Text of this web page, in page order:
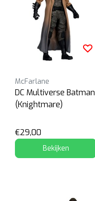
McFarlane
DC Multiverse Batman
(Knightmare)
€29,00
Bekijken